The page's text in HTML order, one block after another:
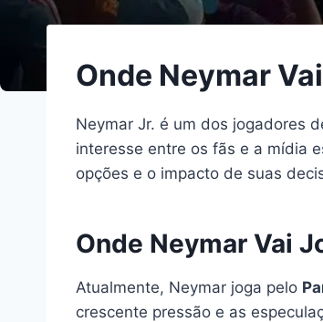
Onde Neymar
Neymar Jr. é um dos jogadores
interesse entre os fãs e a mídia
opções e o impacto de suas
Onde Neymar Vai
Atualmente, Neymar joga pelo
crescente pressão e as